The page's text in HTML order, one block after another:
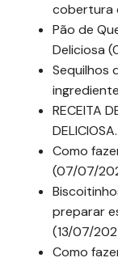
cobertura
Pão de
Deliciosa
Sequilhos
RECEITA
Como
(07/07/
preparar
(13/07/
Como